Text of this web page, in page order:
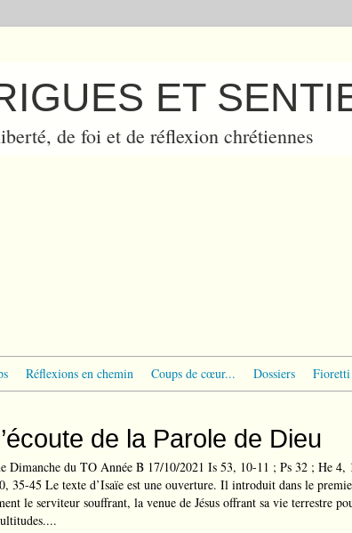
ET
de foi et de réflexion chrétiennes
Réflexions en chemin Coups de cœur... Dossiers Fioretti
de la Parole de Dieu
Dimanche du TO Année B 17/10/2021 Is 53, 10-11 ; Ps 32 ; He 4,
35-45 Le texte d’Isaïe est une ouverture. Il introduit dans le
le serviteur souffrant, la venue de Jésus offrant sa vie terrestre